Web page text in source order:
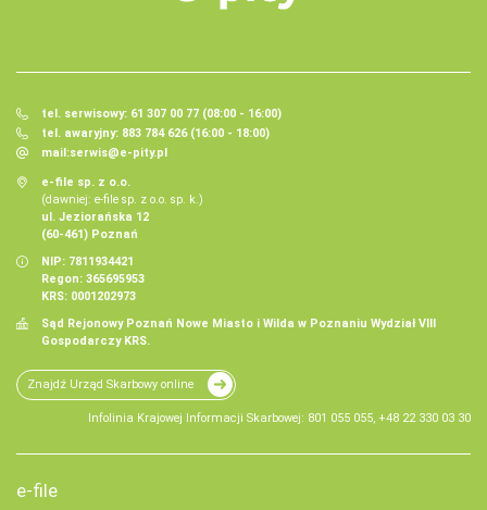
tel. serwisowy: 61 307 00 77 (08:00 - 16:00)
tel. awaryjny: 883 784 626 (16:00 - 18:00)
mail:serwis@e-pity.pl
e-file sp. z o.o.
(dawniej: e-file sp. z o.o. sp. k.)
ul. Jeziorańska 12
(60-461) Poznań
NIP: 7811934421
Regon: 365695953
KRS: 0001202973
Sąd Rejonowy Poznań Nowe Miasto i Wilda w Poznaniu Wydział VIII
Gospodarczy KRS.
Znajdź Urząd Skarbowy online
Infolinia Krajowej Informacji Skarbowej: 801 055 055, +48 22 330 03 30
e-file